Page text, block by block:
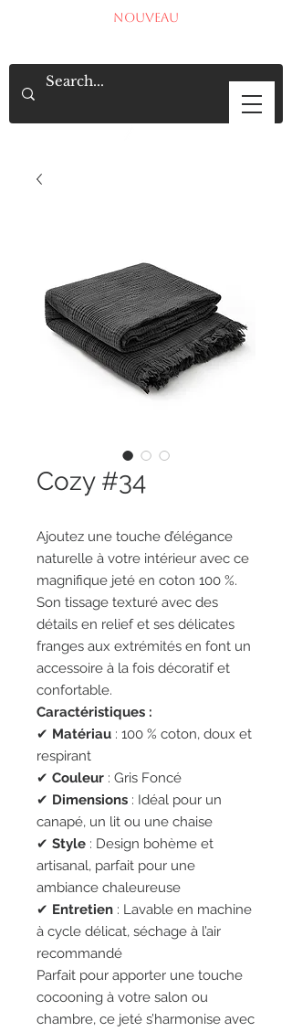
NOUVEAU
Cozy #34
Ajoutez une touche d’élégance
naturelle à votre intérieur avec ce
magnifique jeté en coton 100 %.
Son tissage texturé avec des
détails en relief et ses délicates
franges aux extrémités en font un
accessoire à la fois décoratif et
confortable.
Caractéristiques :
✔ Matériau : 100 % coton, doux et
respirant
✔ Couleur : Gris Foncé
✔ Dimensions : Idéal pour un
canapé, un lit ou une chaise
✔ Style : Design bohème et
artisanal, parfait pour une
ambiance chaleureuse
✔ Entretien : Lavable en machine
à cycle délicat, séchage à l’air
recommandé
Parfait pour apporter une touche
cocooning à votre salon ou
chambre, ce jeté s’harmonise avec